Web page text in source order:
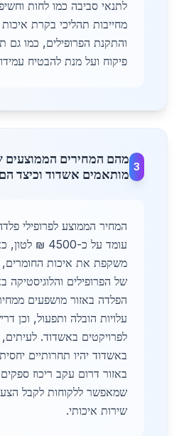
לתנאי סביבה כמו לחות
מחייבות תהליכי בקרת
והתקנת הפרופילים, כמו גם
פיקוח ועל מנת להבטיח
3
מהם המחירים הממוצעים
מותאמים אשדוד וכיצד
המחיר הממוצע לפרופילי
עומד על כ-4500
משקפת את איכות
של הפרופילים והלוגיסטיקה
הפלדה באזור מושפעים
עלויות הובלה ותפעול, וכן
לפרויקטים באשדוד. לעיתים,
באשדוד יהיו תחרותיים
באזור דרום עקב ריכוז
שמאפשר ללקוחות לקבל
שירות איכותי.